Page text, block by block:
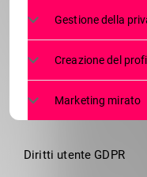
Gestione della
Creazione del
Marketing mirato
Diritti utente GDPR